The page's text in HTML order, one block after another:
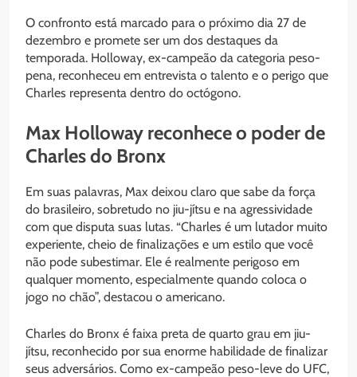
O confronto está marcado para o próximo dia 27 de
dezembro e promete ser um dos destaques da
temporada. Holloway, ex-campeão da categoria peso-
pena, reconheceu em entrevista o talento e o perigo que
Charles representa dentro do octógono.
Max Holloway reconhece o poder de
Charles do Bronx
Em suas palavras, Max deixou claro que sabe da força
do brasileiro, sobretudo no jiu-jítsu e na agressividade
com que disputa suas lutas. “Charles é um lutador muito
experiente, cheio de finalizações e um estilo que você
não pode subestimar. Ele é realmente perigoso em
qualquer momento, especialmente quando coloca o
jogo no chão”, destacou o americano.
Charles do Bronx é faixa preta de quarto grau em jiu-
jítsu, reconhecido por sua enorme habilidade de finalizar
seus adversários. Como ex-campeão peso-leve do UFC,